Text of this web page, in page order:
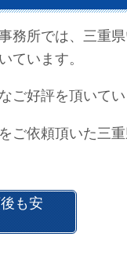
務所では、三重
ています。
ご好評を頂いて
ご依頼頂いた三
も安